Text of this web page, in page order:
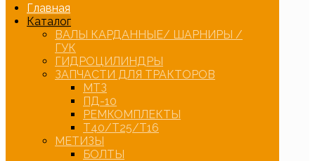
Главная
Каталог
ВАЛЫ КАРДАННЫЕ/ ШАРНИРЫ /
ГУК
ГИДРОЦИЛИНДРЫ
ЗАПЧАСТИ ДЛЯ ТРАКТОРОВ
МТЗ
ПД-10
РЕМКОМПЛЕКТЫ
Т40/Т25/Т16
МЕТИЗЫ
БОЛТЫ